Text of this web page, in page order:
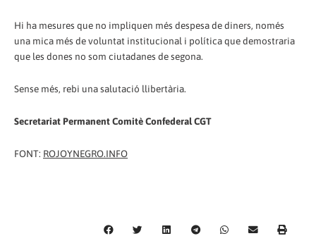
Hi ha mesures que no impliquen més despesa de diners, només
una mica més de voluntat institucional i política que demostraria
que les dones no som ciutadanes de segona.
Sense més, rebi una salutació llibertària.
Secretariat Permanent Comitè Confederal CGT
FONT: ROJOYNEGRO.INFO